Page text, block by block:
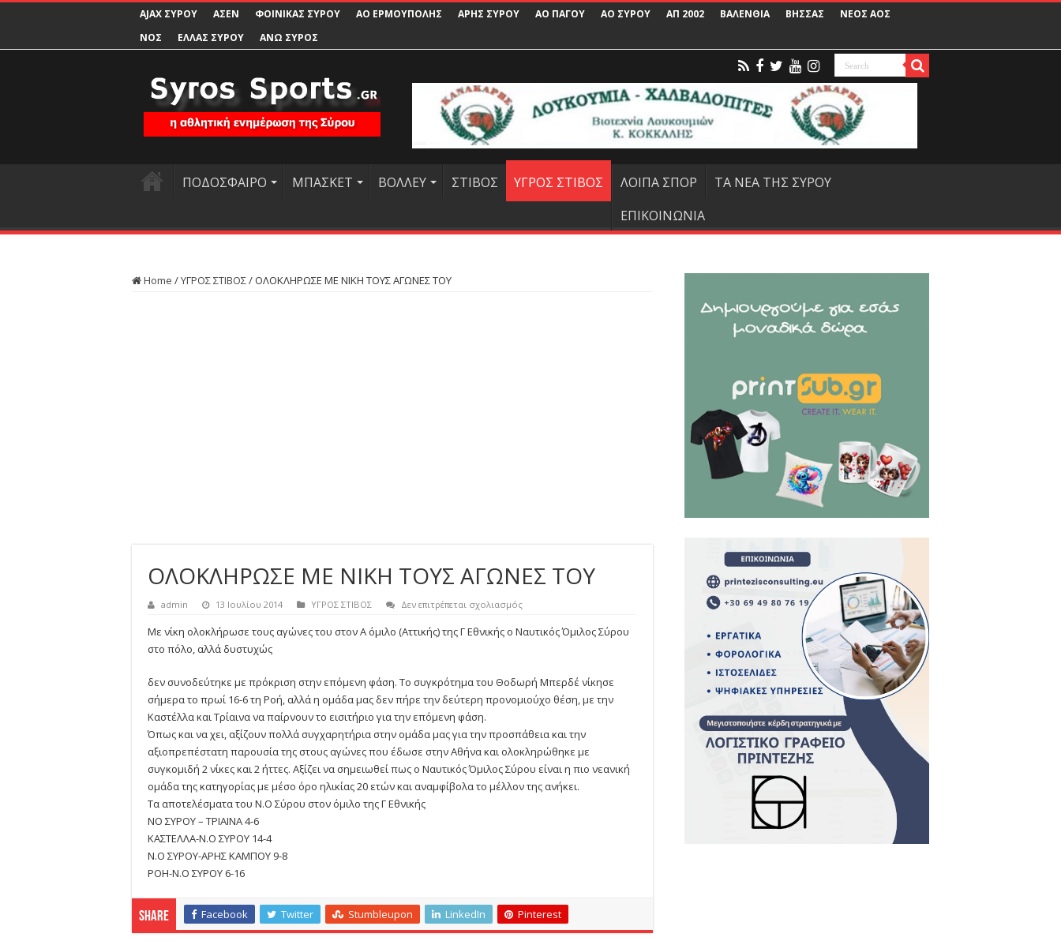
AJAX ΣΥΡΟΥ ΑΣΕΝ ΦΟΙΝΙΚΑΣ ΣΥΡΟΥ ΑΟ ΕΡΜΟΥΠΟΛΗΣ ΑΡΗΣ ΣΥΡΟΥ ΑΟ ΠΑΓΟΥ ΑΟ ΣΥΡΟΥ ΑΠ 2002 ΒΑΛΕΝΘΙΑ ΒΗΣΣΑΣ
ΝΕΟΣ ΑΟΣ
ΝΟΣ
ΕΛΛΑΣ ΣΥΡΟΥ ΑΝΩ ΣΥΡΟΣ
ΠΟΔΟΣΦΑΙΡΟ ΜΠΑΣΚΕΤ ΒΟΛΛΕΥ ΣΤΙΒΟΣ ΥΓΡΟΣ ΣΤΙΒΟΣ ΛΟΙΠΑ ΣΠΟΡ
ΤΑ ΝΕΑ ΤΗΣ ΣΥΡΟΥ
ΕΠΙΚΟΙΝΩΝΙΑ
Home /ΥΓΡΟΣ ΣΤΙΒΟΣ/ΟΛΟΚΛΗΡΩΣΕ ΜΕ ΝΙΚΗ ΤΟΥΣ ΑΓΩΝΕΣ ΤΟΥ
ΟΛΟΚΛΗΡΩΣΕ ΜΕ ΝΙΚΗ ΤΟΥΣ ΑΓΩΝΕΣ ΤΟΥ
admin 13 Ιουλίου 2014 ΥΓΡΟΣ ΣΤΙΒΟΣ Δεν επιτρέπεται σχολιασμόςστο
ΜΕ
ΝΙΚΗ
ΤΟΥ
Με νίκη ολοκλήρωσε τους αγώνες του στον Α όμιλο (Αττικής) της Γ Εθνικής ο Ναυτικός Όμιλος Σύρου
στο πόλο, αλλά δυστυχώς
δεν συνοδεύτηκε με πρόκριση στην επόμενη φάση. Το συγκρότημα του Θοδωρή Μπερδέ νίκησε
σήμερα το πρωί 16-6 τη Ροή, αλλά η ομάδα μας δεν πήρε την δεύτερη προνομιούχο θέση, με την
Καστέλλα και Τρίαινα να παίρνουν το εισιτήριο για την επόμενη φάση.
Όπως και να χει, αξίζουν πολλά συγχαρητήρια στην ομάδα μας για την προσπάθεια και την
αξιοπρεπέστατη παρουσία της στους αγώνες που έδωσε στην Αθήνα και ολοκληρώθηκε με
συγκομιδή 2 νίκες και 2 ήττες. Αξίζει να σημειωθεί πως ο Ναυτικός Όμιλος Σύρου είναι η πιο νεανική
ομάδα της κατηγορίας με μέσο όρο ηλικίας 20 ετών και αναμφίβολα το μέλλον της ανήκει.
Τα αποτελέσματα του Ν.Ο Σύρου στον όμιλο της Γ Εθνικής
ΝΟ ΣΥΡΟΥ – ΤΡΙΑΙΝΑ 4-6
ΚΑΣΤΕΛΛΑ-Ν.Ο ΣΥΡΟΥ 14-4
Ν.Ο ΣΥΡΟΥ-ΑΡΗΣ ΚΑΜΠΟΥ 9-8
ΡΟΗ-Ν.Ο ΣΥΡΟΥ 6-16
Share Facebook Twitter Stumbleupon LinkedIn Pinterest